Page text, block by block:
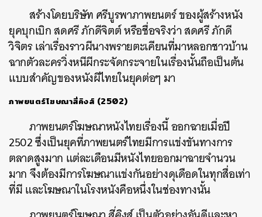
สร้างโดยบริษัท ศรีบูรพาภาพยนตร์ ของผู้สร้างหนัง
ยุคบุกเบิก สดศรี ภักดีจิตต์ หรือชื่อจริงว่า สดศรี ภักดี
วิจิตร เล่าเรื่องราวผีนางพรายตะเคียนที่มาหลอกชาวบ้าน
ฉากตัวละครวิ่งหนีผีกระจัดกระจายในเรื่องนั้นถือเป็นต้น
แบบสำคัญของหนังผีไทยในยุคต่อๆ มา
ภาพยนตร์โฆษณาสี่คิงส์ (2502)
ภาพยนตร์โฆษณาหนังไทยเรื่องนี้ ออกฉายเมื่อปี
2502 ซึ่งเป็นยุคที่ภาพยนตร์ไทยมีการแข่งขันทางการ
ตลาดสูงมาก แต่ละเดือนมีหนังไทยออกมาฉายจำนวน
มาก จึงต้องมีการโฆษณาแข่งกันอย่างดุเดือดในทุกสื่อเท่า
ที่มี และโฆษณาในโรงหนังคือหนึ่งในช่องทางนั้น